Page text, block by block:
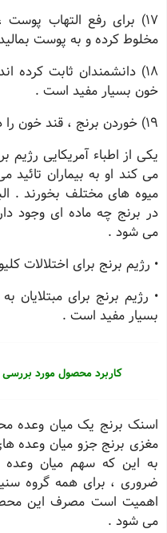
17) برای رفع التهاب
مخلوط کرده و به پوست
18) دانشمندان ثابت کرده
خون بسیار مفید است .
19) خوردن برنج ، قند خون را در حالت تعادل نگه می دارد .
یکی از اطباء آمریکایی رژیم
می کند او به بیماران
میوه های مختلف بخورند .
در برنج چه ماده ای وجود
می شود .
• رژیم برنج برای اختلالات
بسیار مفید است .
کاربرد محصول مورد
اسنک برنج یک میان وعده
مغزی برنج جزو میان وعده
به این که سهم میان وعده
ضروری ، برای همه گروه
اهمیت است مصرف این
می شود .